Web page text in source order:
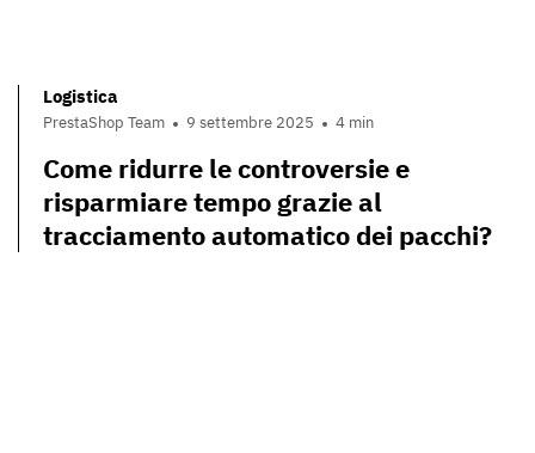
Logistica
PrestaShop Team 9 settembre 2025 4 min
Come ridurre le controversie e
risparmiare tempo grazie al
tracciamento automatico dei pacchi?